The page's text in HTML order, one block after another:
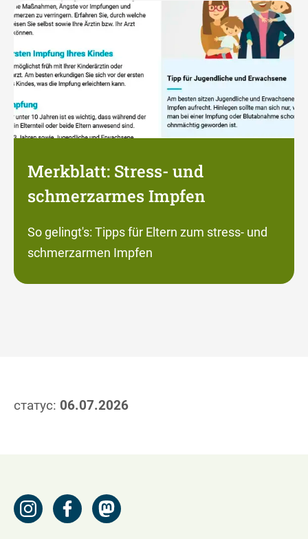
Merkblatt: Stress- und
schmerzarmes Impfen
So gelingt's: Tipps für Eltern zum stress- und
schmerzarmen Impfen
статус: 06.07.2026